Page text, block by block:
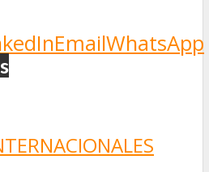
EmailWhatsApp